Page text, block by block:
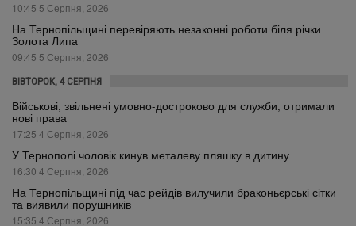
10:45 5 Серпня, 2026
На Тернопільщині перевіряють незаконні роботи біля річки
Золота Липа
09:45 5 Серпня, 2026
ВІВТОРОК, 4 СЕРПНЯ
Військові, звільнені умовно-достроково для служби, отримали
нові права
17:25 4 Серпня, 2026
У Тернополі чоловік кинув металеву пляшку в дитину
16:30 4 Серпня, 2026
На Тернопільщині під час рейдів вилучили браконьєрські сітки
та виявили порушників
15:35 4 Серпня, 2026